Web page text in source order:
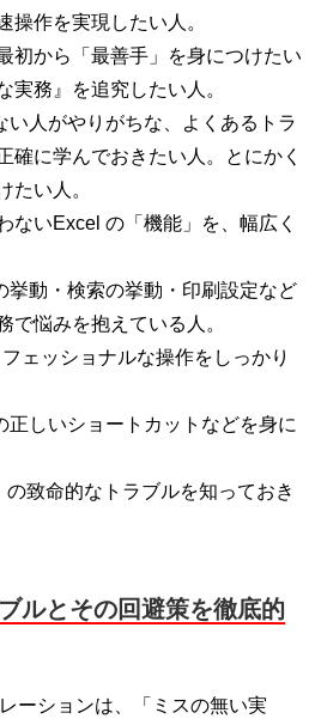
操作を実現したい人。
初から「最善手」を身につけたい
実務』を追究したい人。
い人がやりがちな、よくあるトラ
確に学んでおきたい人。とにかく
たい人。
ないExcel の「機能」を、幅広く
挙動・検索の挙動・印刷設定など
で悩みを抱えている人。
ェッショナルな操作をしっかり
正しいショートカットなどを身に
致命的なトラブルを知っておき
ルとその回避策を徹底的
ーションは、「ミスの無い実